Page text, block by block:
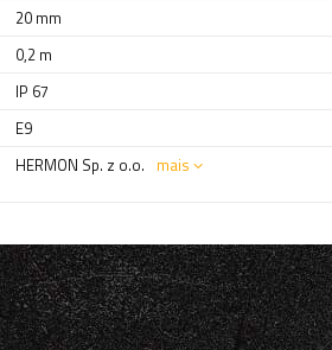
20 mm
0,2 m
IP 67
E9
HERMON Sp. z o.o. mais